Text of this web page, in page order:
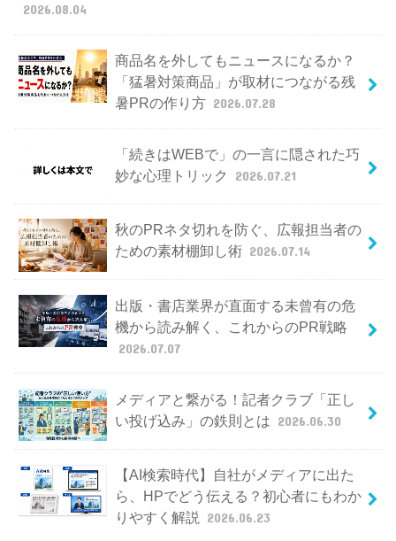
2026.08.04
商品名を外してもニュースになるか？
「猛暑対策商品」が取材につながる残
暑PRの作り方 2026.07.28
「続きはWEBで」の一言に隠された巧
妙な心理トリック
2026.07.21
秋のPRネタ切れを防ぐ、広報担当者の
ための素材棚卸し術 2026.07.14
出版・書店業界が直面する未曾有の危
機から読み解く、これからのPR戦略
2026.07.07
メディアと繋がる！記者クラブ「正し
い投げ込み」の鉄則とは 2026.06.30
【AI検索時代】自社がメディアに出た
ら、HPでどう伝える？初心者にもわか
りやすく解説
2026.06.23